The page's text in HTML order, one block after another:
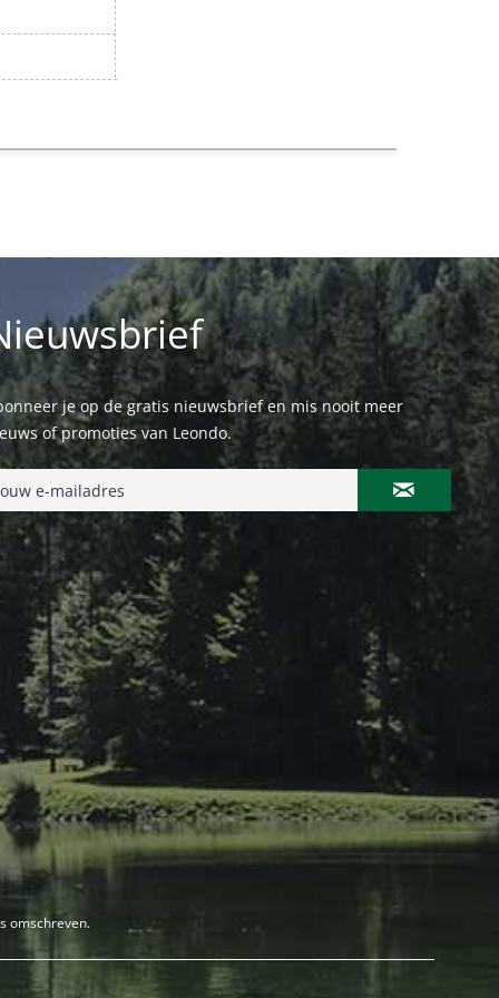
je op de gratis nieuwsbrief en mis nooit meer
of promoties van Leondo.
omschreven.